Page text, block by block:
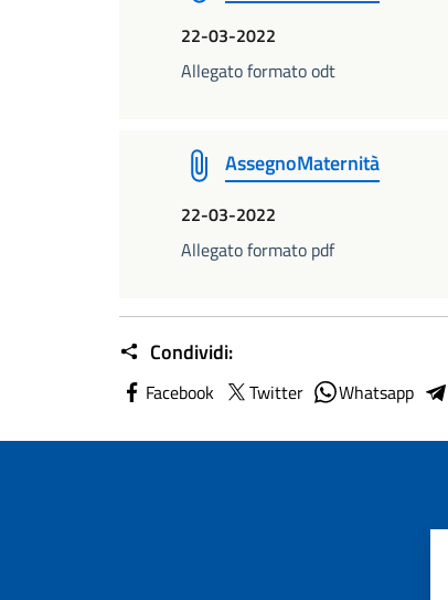
22-03-2022
Allegato formato odt
AssegnoMaternità
22-03-2022
Allegato formato pdf
Condividi:
Facebook Twitter Whatsapp